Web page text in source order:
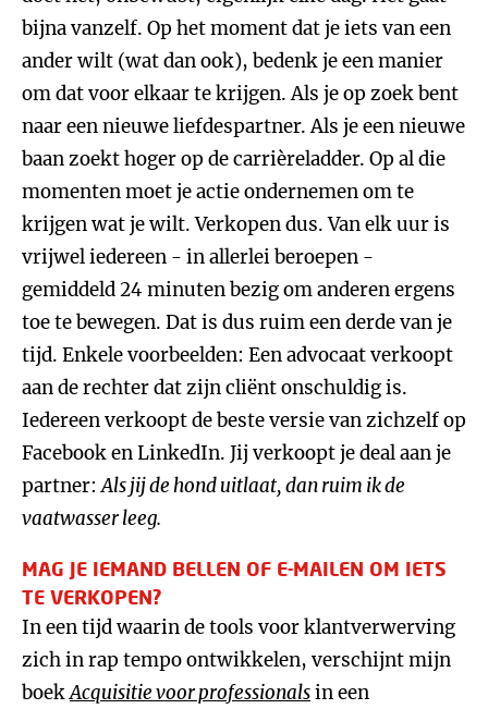
bijna vanzelf. Op het moment dat je iets van een
ander wilt (wat dan ook), bedenk je een manier
om dat voor elkaar te krijgen. Als je op zoek bent
naar een nieuwe liefdespartner. Als je een nieuwe
baan zoekt hoger op de carrièreladder. Op al die
momenten moet je actie ondernemen om te
krijgen wat je wilt. Verkopen dus. Van elk uur is
vrijwel iedereen - in allerlei beroepen -
gemiddeld 24 minuten bezig om anderen ergens
toe te bewegen. Dat is dus ruim een derde van je
tijd. Enkele voorbeelden: Een advocaat verkoopt
aan de rechter dat zijn cliënt onschuldig is.
Iedereen verkoopt de beste versie van zichzelf op
Facebook en LinkedIn. Jij verkoopt je deal aan je
partner:Als jij de hond uitlaat, dan ruim ik de
vaatwasser leeg.
MAG JE IEMAND BELLEN OF E-MAILEN OM IETS
TE VERKOPEN?
In een tijd waarin de tools voor klantverwerving
zich in rap tempo ontwikkelen, verschijnt mijn
boekAcquisitie voor professionalsin een